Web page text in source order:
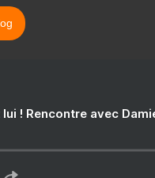
! Rencontre avec